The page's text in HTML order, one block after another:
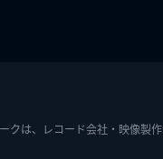
クは、レコード会社・映像製